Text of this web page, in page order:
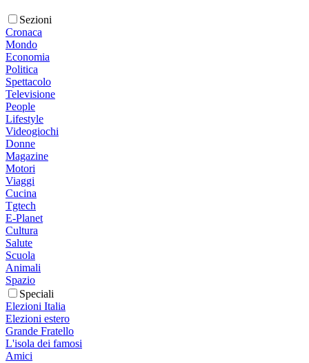
Sezioni
Cronaca
Mondo
Economia
Politica
Spettacolo
Televisione
People
Lifestyle
Videogiochi
Donne
Magazine
Motori
Viaggi
Cucina
Tgtech
E-Planet
Cultura
Salute
Scuola
Animali
Spazio
Speciali
Elezioni Italia
Elezioni estero
Grande Fratello
L'isola dei famosi
Amici